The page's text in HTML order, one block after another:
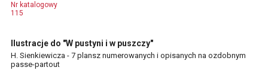
Nr katalogowy
115
Ilustracje do "W pustyni i w puszczy"
H. Sienkiewicza - 7 plansz numerowanych i opisanych na ozdobnym
passe-partout